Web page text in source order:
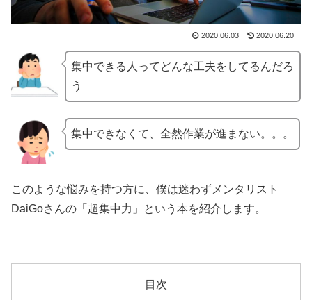
2020.06.03 2020.06.20
集中できる人ってどんな工夫をしてるんだろ
う
集中できなくて、全然作業が進まない。。。
このような悩みを持つ方に、僕は迷わずメンタリスト
DaiGoさんの「超集中力」という本を紹介します。
目次